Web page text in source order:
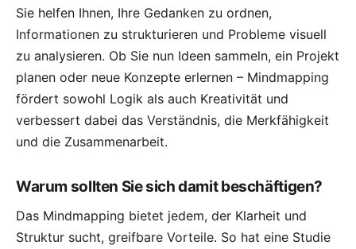
Sie helfen Ihnen, Ihre Gedanken zu ordnen,
Informationen zu strukturieren und Probleme visuell
zu analysieren. Ob Sie nun Ideen sammeln, ein Projekt
planen oder neue Konzepte erlernen – Mindmapping
fördert sowohl Logik als auch Kreativität und
verbessert dabei das Verständnis, die Merkfähigkeit
und die Zusammenarbeit.
Warum sollten Sie sich damit beschäftigen?
Das Mindmapping bietet jedem, der Klarheit und
Struktur sucht, greifbare Vorteile. So hat eine Studie